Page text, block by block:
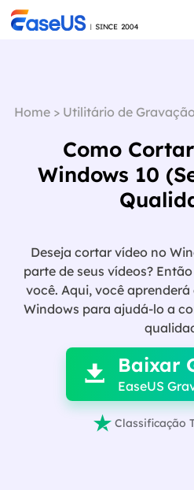
Home> Utilitário de
Como
Windows 10
Deseja cortar vídeo no
parte de seus vídeos?
você. Aqui, você
Windows para ajudá-lo a

 Baixar
EaseUS
 Classificação